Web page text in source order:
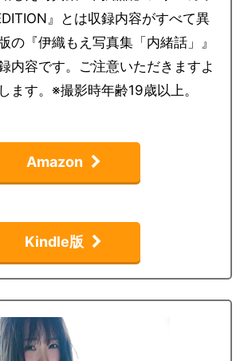
』とは収録内容がすべて異
の『伊織もえ写真集「内緒話」』
内容です。ご注意いただきますよ
ます。※撮影時年齢19歳以上。
Amazon
Kindle版